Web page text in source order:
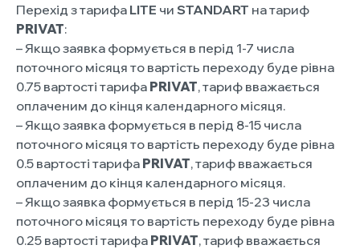
Перехід з тарифа LITE чи STANDART на тариф
PRIVAT:
– Якщо заявка формується в перід 1-7 числа
поточного місяця то вартість переходу буде рівна
0.75 вартості тарифа PRIVAT, тариф вважається
оплаченим до кінця календарного місяця.
– Якщо заявка формується в перід 8-15 числа
поточного місяця то вартість переходу буде рівна
0.5 вартості тарифа PRIVAT, тариф вважається
оплаченим до кінця календарного місяця.
– Якщо заявка формується в перід 15-23 числа
поточного місяця то вартість переходу буде рівна
0.25 вартості тарифа PRIVAT, тариф вважається